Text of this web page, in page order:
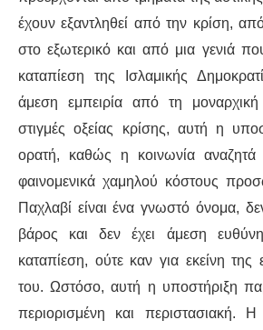
έχουν εξαντληθεί από την κρίση,
στο εξωτερικό και από μια γενιά
καταπίεση της Ισλαμικής
άμεση εμπειρία από τη
στιγμές οξείας κρίσης, αυτή η
ορατή, καθώς η κοινωνία αναζητά
φαινομενικά χαμηλού κόστους
Παχλαβί είναι ένα γνωστό όνομα,
βάρος και δεν έχει άμεση
καταπίεση, ούτε καν για εκείνη
του. Ωστόσο, αυτή η υποστήριξη
περιορισμένη και περιστασιακή.